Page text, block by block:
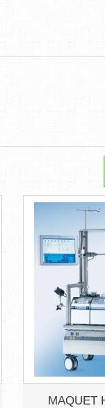
MAQUET